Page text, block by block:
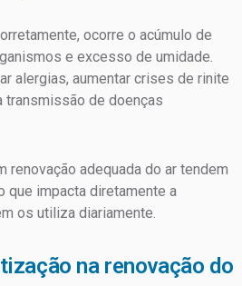
ocorre o acúmulo de
e excesso de umidade.
alergias, aumentar crises de rinite
de doenças
adequada do ar tendem
que impacta diretamente a
os utiliza diariamente.
na renovação do